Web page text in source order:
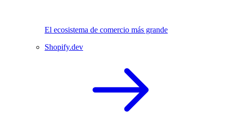
El ecosistema de comercio más grande
Shopify.dev